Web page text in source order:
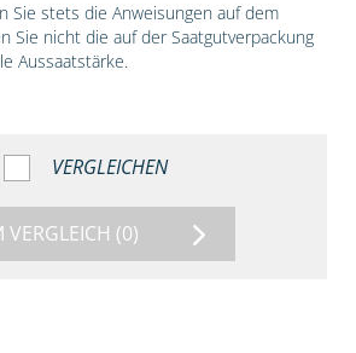
Sie stets die Anweisungen auf dem
Sie nicht die auf der Saatgutverpackung
Aussaatstärke.
VERGLEICHEN
VERGLEICH (0)